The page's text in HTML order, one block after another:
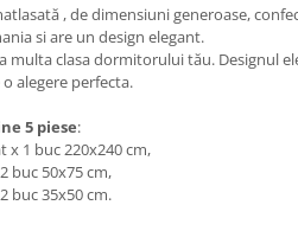
, de dimensiuni generoase,
si are un design elegant.
multa clasa dormitorului tău. Designul
alegere perfecta.
5 piese:
x 1 buc 220x240 cm,
buc 50x75 cm,
buc 35x50 cm.